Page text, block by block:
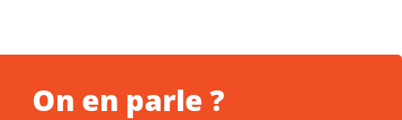
On en parle ?